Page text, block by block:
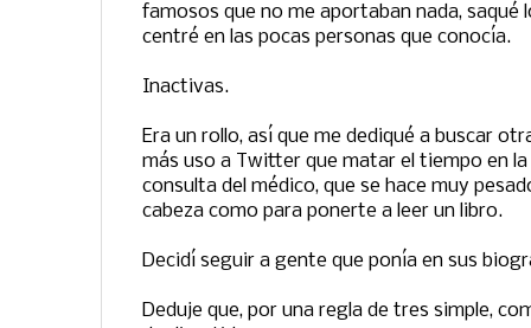
famosos que no me aportaban nada, saqué
centré en las pocas personas que conocía.
Inactivas.
Era un rollo, así que me dediqué a buscar
más uso a Twitter que matar el tiempo en la
consulta del médico, que se hace muy
cabeza como para ponerte a leer un libro.
Decidí seguir a gente que ponía en sus
Deduje que, por una regla de tres simple,